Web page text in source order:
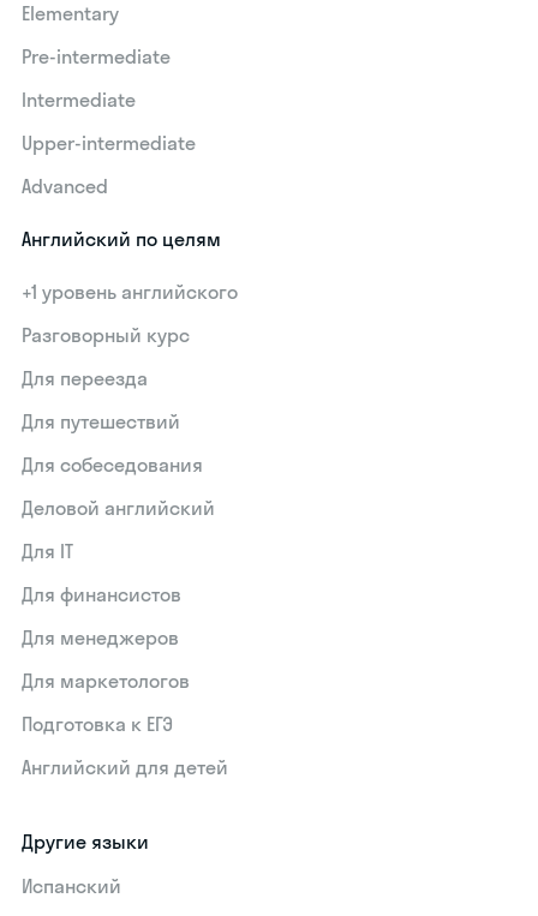
Elementary
Pre-intermediate
Intermediate
Upper-intermediate
Advanced
Английский по целям
+1 уровень английского
Разговорный курс
Для переезда
Для путешествий
Для собеседования
Деловой английский
Для IT
Для финансистов
Для менеджеров
Для маркетологов
Подготовка к ЕГЭ
Английский для детей
Другие языки
Испанский